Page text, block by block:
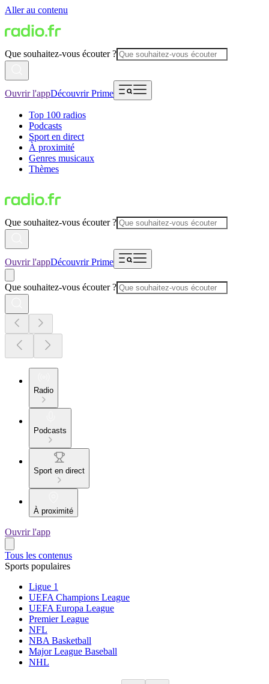
Aller au contenu
Que souhaitez-vous écouter ?
Ouvrir l'appDécouvrir Prime
Top 100 radios
Podcasts
Sport en direct
À proximité
Genres musicaux
Thèmes
Que souhaitez-vous écouter ?
Ouvrir l'appDécouvrir Prime
Que souhaitez-vous écouter ?
Radio
Podcasts
Sport en direct
À proximité
Ouvrir l'app
Tous les contenus
Sports populaires
Ligue 1
UEFA Champions League
UEFA Europa League
Premier League
NFL
NBA Basketball
Major League Baseball
NHL